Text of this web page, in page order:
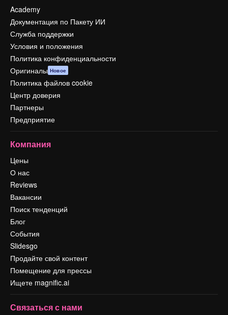
Academy
Документация по Пакету ИИ
Служба поддержки
Условия и положения
Политика конфиденциальности
Оригиналы Новое
Политика файлов cookie
Центр доверия
Партнеры
Предприятие
Компания
Цены
О нас
Reviews
Вакансии
Поиск тенденций
Блог
События
Slidesgo
Продайте свой контент
Помещение для прессы
Ищете magnific.ai
Связаться с нами